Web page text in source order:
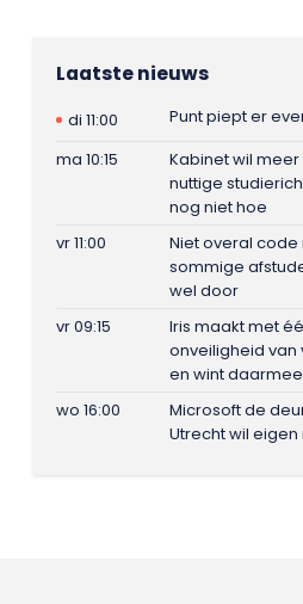
Laatste nieuws
di 11:00
Punt piept er
ma 10:15
Kabinet wil
nuttige
nog niet hoe
vr 11:00
Niet overal code
sommige
wel door
vr 09:15
Iris maakt met
onveiligheid
en wint
wo 16:00
Microsoft de
Utrecht wil